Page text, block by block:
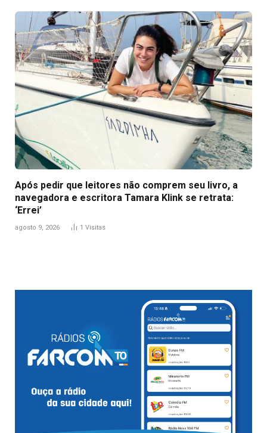
Após pedir que leitores não comprem seu livro, a
navegadora e escritora Tamara Klink se retrata:
‘Errei’
agosto 9, 2026 1 Visitas